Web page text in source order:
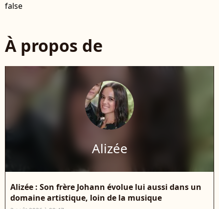
false
À propos de
Alizée
Alizée : Son frère Johann évolue lui aussi dans un
domaine artistique, loin de la musique